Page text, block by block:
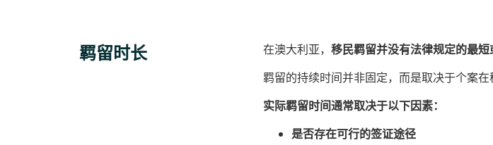
羁留时长 在澳大利亚，移民羁留并没有法律规定的最
羁留的持续时间并非固定，而是取决于个案
实际羁留时间通常取决于以下因素：
是否存在可行的签证途径